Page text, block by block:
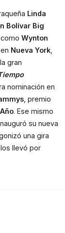
Linda
Bolívar Big
Wynton
Nueva York
gran
nominación en
, premio
. Ese mismo
su nueva
una gira
llevó por